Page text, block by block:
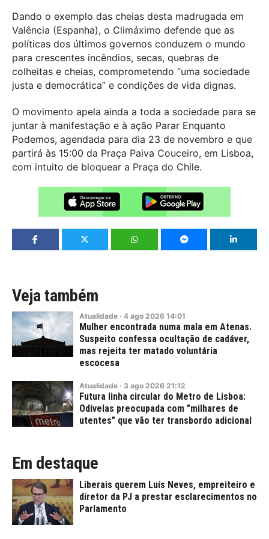
Dando o exemplo das cheias desta madrugada em
Valência (Espanha), o Climáximo defende que as
políticas dos últimos governos conduzem o mundo
para crescentes incêndios, secas, quebras de
colheitas e cheias, comprometendo “uma sociedade
justa e democrática” e condições de vida dignas.
O movimento apela ainda a toda a sociedade para se
juntar à manifestação e à ação Parar Enquanto
Podemos, agendada para dia 23 de novembro e que
partirá às 15:00 da Praça Paiva Couceiro, em Lisboa,
com intuito de bloquear a Praça do Chile.
Veja também
Atualidade · 4 ago 2026 14:01
Mulher encontrada numa mala em Atenas.
Suspeito confessa ocultação de cadáver,
mas rejeita ter matado voluntária
escocesa
Atualidade · 3 ago 2026 21:12
Futura linha circular do Metro de Lisboa:
Odivelas preocupada com "milhares de
utentes" que vão ter transbordo adicional
Em destaque
Liberais querem Luís Neves, empreiteiro e
diretor da PJ a prestar esclarecimentos no
Parlamento